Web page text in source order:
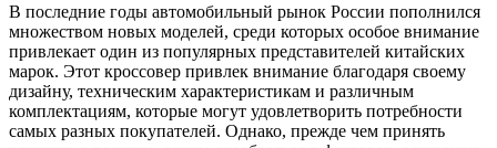
В последние годы автомобильный рынок России пополнился
множеством новых моделей, среди которых особое внимание
привлекает один из популярных представителей китайских
марок. Этот кроссовер привлек внимание благодаря своему
дизайну, техническим характеристикам и различным
комплектациям, которые могут удовлетворить потребности
самых разных покупателей. Однако, прежде чем принять